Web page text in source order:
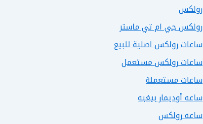
رولكس
رولكس جي ام تي ماستر
ساعات رولكس اصلية للبيع
ساعات رولكس مستعمل
ساعات مستعملة
ساعه أوديمار بيغيه
ساعه رولكس